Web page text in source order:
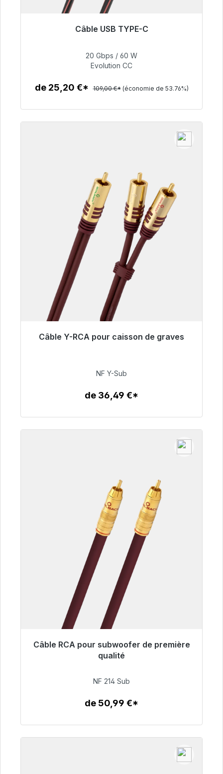
Câble USB TYPE-C
50,40 €
20 Gbps / 60 W
Evolution CC
de 25,20 €* 109,00 €* (économie de 53.76%)
Câble Y-RCA pour caisson de graves
50,99 €
NF Y-Sub
de 36,49 €*
Câble RCA pour subwoofer de première
qualité
Prêt à être expédié, délai de livraison 48h*
94,00 €
NF 214 Sub
de 50,99 €*